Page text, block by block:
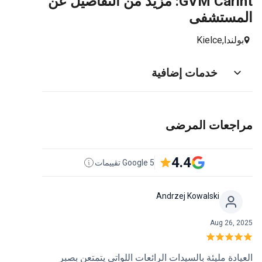
المستشفى
بولندا,Kielce
خدمات إضافية
مراجعات المرضى
4.4 5 Google تقييمات
Andrzej Kowalski
Aug 26, 2025
العيادة مليئة بالسيدات الرائعات اللواتي يتمتعن بصبر